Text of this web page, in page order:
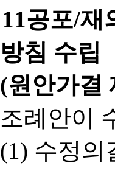
11공포/재
방침 수립
(원안가결
조례안이
(1) 수정의